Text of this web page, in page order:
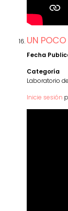
UN POCO
Fecha
Categoría
Laboratorio
Inicie sesión